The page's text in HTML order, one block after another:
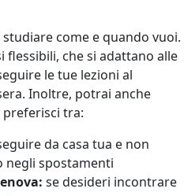
come e quando vuoi.
che si adattano alle
le tue lezioni al
Inoltre, potrai anche
preferisci tra:
da casa tua e non
negli spostamenti
se desideri incontrare